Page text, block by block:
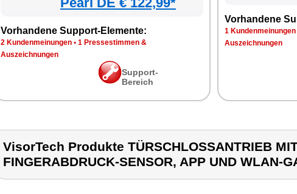
Vorhandene Support-Elemente:
2 Kundenmeinungen • 1 Pressestimmen &
Auszeichnungen
Support-
Bereich
Vorhandene
1 Kundenmeinungen
Auszeichnungen
VisorTech Produkte TÜRSCHLOSSANTRIEB
FINGERABDRUCK-SENSOR, APP UND WLAN-